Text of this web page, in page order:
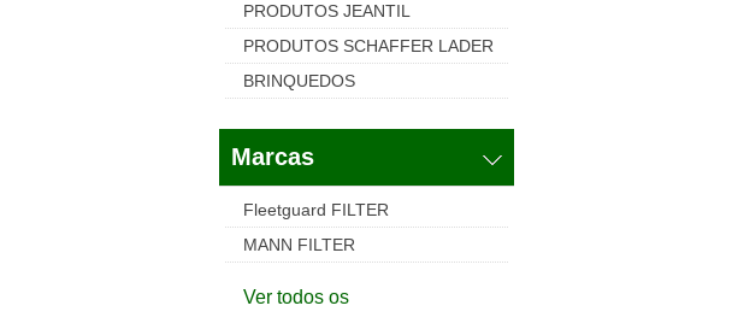
PRODUTOS JEANTIL
PRODUTOS SCHAFFER LADER
BRINQUEDOS
Marcas
Fleetguard FILTER
MANN FILTER
Ver todos os